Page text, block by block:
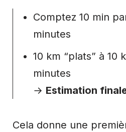
Comptez 10 min
minutes
10 km “plats” à 10
minutes
→ Estimation
Cela donne une